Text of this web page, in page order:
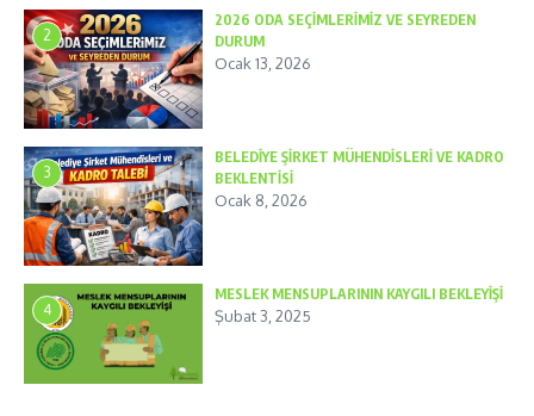
2
2026 ODA SEÇİMLERİMİZ VE SEYREDEN
DURUM
Ocak 13, 2026
3
BELEDİYE ŞİRKET MÜHENDİSLERİ VE KADRO
BEKLENTİSİ
Ocak 8, 2026
4
MESLEK MENSUPLARININ KAYGILI BEKLEYİŞİ
Şubat 3, 2025